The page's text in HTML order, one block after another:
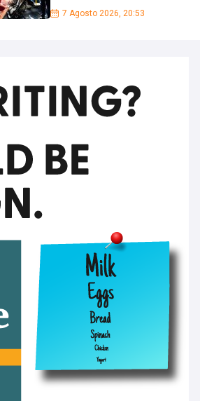
7 Agosto 2026, 20:53